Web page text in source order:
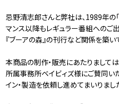
忌野清志郎さんと弊社は、1989年の
マンス以降もレギュラー番組へのご
『ブーアの森』の刊行など関係を築い
本商品の制作・販売にあたりまして
所属事務所ベイビィズ様にご賛同い
イン・製造を依頼し進めてまいりまし